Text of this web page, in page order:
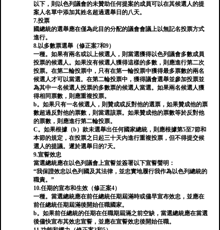
以下，則以色列議會的未贊助任何提案的成員可以在其候選人的提
案人名單中添加其姓名超過選舉日的八天。
7.投票
國總統的選舉應在僅為此目的分配的議會會議上以無記名投票方式
進行。
8.以多數票選舉（修正案7和9）
一種。如果有兩名或以上候選人，則當選獲得以色列議會多數成員
投票的候選人。如果沒有候選人獲得這樣的多數，則應進行第二次
投票。在第二輪投票中，只有在第一輪投票中獲得最多票數的兩名
候選人才可以當選。在第二輪投票中，獲得議會選舉並參加投票並
為其中一名候選人投票的多數票的候選人當選。如果兩名候選人獲
得相同票數，則應重複投票。
b。如果只有一名候選人，則贊成或反對他的選票，如果贊成他的票
數超過反對他的票數，則當選該票。如果贊成他的票數等於反對他
的票數，則應進行第二輪投票。
C。如果根據（b）款未選舉出任何國家總統，則應根據第5至7節和
本節的規定，在投票之日起三十天內進行重複投票，但不得提交候
選人的提議。遲於選舉日的7天。
9.宣誓效忠
當選總統應在以色列議會上宣誓並簽署以下宣誓聲明：
“我保證效忠以色列國及其法律，並忠實地履行我作為以色列總統的
職責。”
10.任期的宣布和生效（修正案4）
一種。當選總統應在前任總統任期屆滿時或儘早宣布效忠，並應在
前任總統任期屆滿後開始任職國家。
b。如果前任總統的任期在任職期屆滿之前空缺，當選總統應在當選
後儘快宣布其效忠宣誓，並應在宣誓效忠後開始任職。